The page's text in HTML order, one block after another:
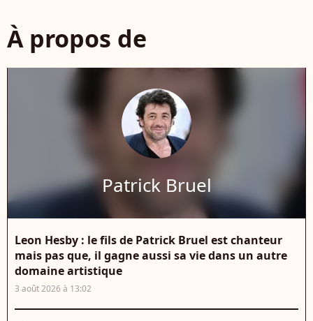
À propos de
Patrick Bruel
Leon Hesby : le fils de Patrick Bruel est chanteur
mais pas que, il gagne aussi sa vie dans un autre
domaine artistique
3 août 2026 à 13:02